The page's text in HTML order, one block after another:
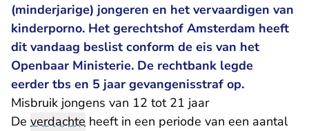
(minderjarige) jongeren en het vervaardigen van
kinderporno. Het gerechtshof Amsterdam heeft
dit vandaag beslist conform de eis van het
Openbaar Ministerie. De rechtbank legde
eerder tbs en 5 jaar gevangenisstraf op.
Misbruik jongens van 12 tot 21 jaar
De verdachte heeft in een periode van een aantal